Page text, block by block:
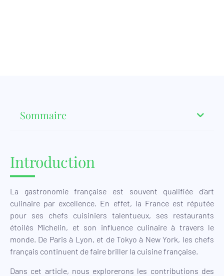
Sommaire
Introduction
La gastronomie française est souvent qualifiée d’art
culinaire par excellence. En effet, la France est réputée
pour ses chefs cuisiniers talentueux, ses restaurants
étoilés Michelin, et son influence culinaire à travers le
monde. De Paris à Lyon, et de Tokyo à New York, les chefs
français continuent de faire briller la cuisine française.
Dans cet article, nous explorerons les contributions des